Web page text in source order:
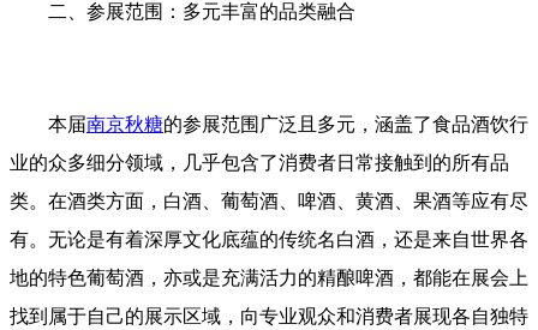
二、参展范围：多元丰富的品类融合
本届南京秋糖的参展范围广泛且多元，涵盖了食品酒饮行
业的众多细分领域，几乎包含了消费者日常接触到的所有品
类。在酒类方面，白酒、葡萄酒、啤酒、黄酒、果酒等应有尽
有。无论是有着深厚文化底蕴的传统名白酒，还是来自世界各
地的特色葡萄酒，亦或是充满活力的精酿啤酒，都能在展会上
找到属于自己的展示区域，向专业观众和消费者展现各自独特